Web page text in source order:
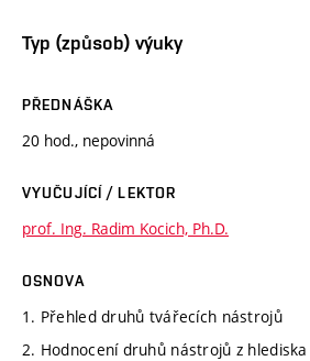
Typ (způsob) výuky
PŘEDNÁŠKA
20 hod., nepovinná
VYUČUJÍCÍ / LEKTOR
prof. Ing. Radim Kocich, Ph.D.
OSNOVA
1. Přehled druhů tvářecích nástrojů
2. Hodnocení druhů nástrojů z